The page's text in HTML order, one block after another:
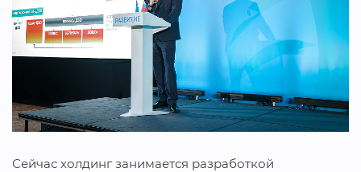
Сейчас холдинг занимается разработкой